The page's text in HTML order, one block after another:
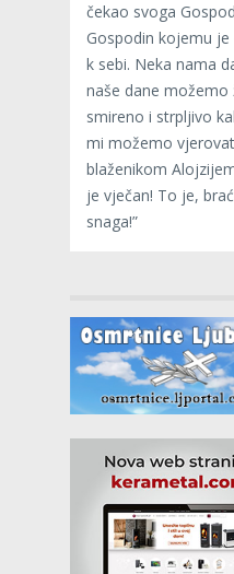
čekao svoga
Gospodin kojemu
k sebi. Neka nama
naše dane
smireno i strpljivo
mi možemo
blaženikom
je vječan! To je,
snaga!”